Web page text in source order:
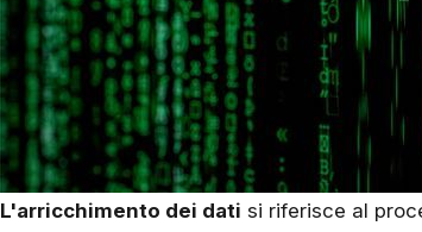
L'arricchimento dei dati si riferisce al